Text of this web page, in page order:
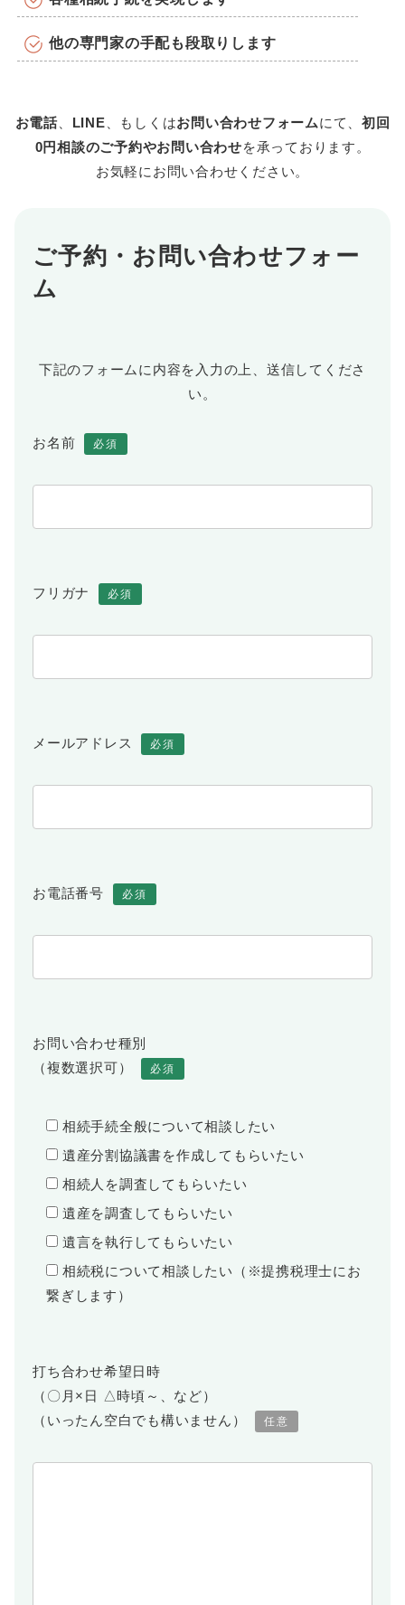
他の専門家の手配も段取りします
お電話、 LINE 、もしくはお問い合わせフォームにて、 初回
0円相談のご予約やお問い合わせを承っております。
お気軽にお問い合わせください。
ご予約・お問い合わせフォー
ム
下記のフォームに内容を入力の上、送信してくださ
い。
お名前 必須
フリガナ 必須
メールアドレス 必須
お電話番号 必須
お問い合わせ種別
（複数選択可）
必須
相続手続全般について相談したい
遺産分割協議書を作成してもらいたい
相続人を調査してもらいたい
遺産を調査してもらいたい
遺言を執行してもらいたい
相続税について相談したい（※提携税理士にお
繋ぎします）
打ち合わせ希望日時
（〇月×日 △時頃～、など）
（いったん空白でも構いません）
任意